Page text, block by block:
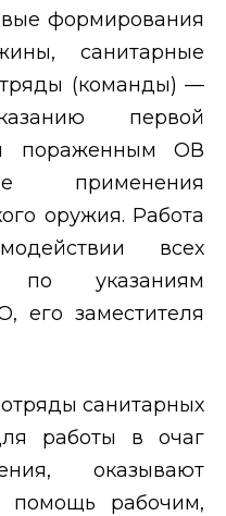
формирования
санитарные
(команды) —
первой
пораженным ОВ
применения
оружия. Работа
всех
по указаниям
его заместителя
санитарных
работы в очаг
оказывают
помощь рабочим,